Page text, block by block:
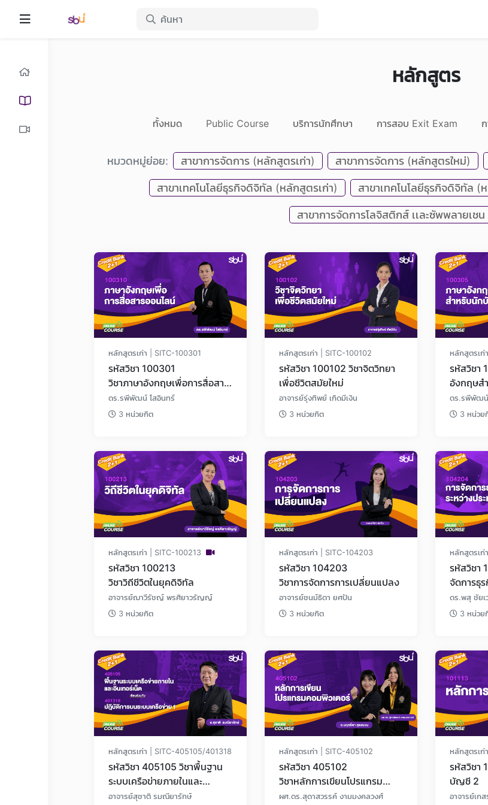
หลักสูตร
ทั้งหมด Public Course บริการนักศึกษา การสอบ Exit Exam
หมวดหมู่ย่อย: สาขาการจัดการ (หลักสูตรเก่า) สาขาการจัดการ (หลักสูตรใหม่)
สาขาเทคโนโลยีธุรกิจดิจิทัล (หลักสูตรเก่า) สาขาเทคโนโลยีธุรกิจดิจิทัล (
สาขาการจัดการโลจิสติกส์ เเละซัพพลายเช
หลักสูตรเก่า | SITC-100301
รหัสวิชา 100301
วิชาภาษาอังกฤษเพื่อการสื่อสาร
ออนไลน์
ดร.รพีพัฒน์ โสอินทร์
3 หน่วยกิต
หลักสูตรเก่า | SITC-100102
รหัสวิชา 100102 วิชาจิตวิทยา
เพื่อชีวิตสมัยใหม่
อาจารย์รุ่งทิพย์ เกิดมีเงิน
3 หน่วยกิต
หลักสูตรเก่
รหัสวิชา
อังกฤษส
ดร.รพีพัฒน์
3 หน่วย
หลักสูตรเก่า | SITC-100213
รหัสวิชา 100213
วิชาวิถีชีวิตในยุคดิจิทัล
อาจารย์ฌาวีรัชญ์ พรศิยาวรัญญ์
3 หน่วยกิต
หลักสูตรเก่า | SITC-104203
รหัสวิชา 104203
วิชาการจัดการการเปลี่ยนแปลง
อาจารย์ชนม์ธิดา ยศปัน
3 หน่วยกิต
หลักสูตรเก่
รหัสวิชา
จัดการธุร
ดร.พสุ ชัยเ
3 หน่วย
หลักสูตรเก่า | SITC-405105/401318
รหัสวิชา 405105 วิชาพื้นฐาน
ระบบเครือข่ายภายในและ
อินเทอร์เน็ต เรียนรวมกับ
อาจารย์สุชาติ รมณียารักษ์
หลักสูตรเก่า | SITC-405102
รหัสวิชา 405102
วิชาหลักการเขียนโปรแกรม
คอมพิวเตอร์
ผศ.ดร.สุดาสวรรค์ งามมงคลวงศ์
หลักสูตรเก่
รหัสวิชา
บัญชี 2
อาจารย์เก
Loading...